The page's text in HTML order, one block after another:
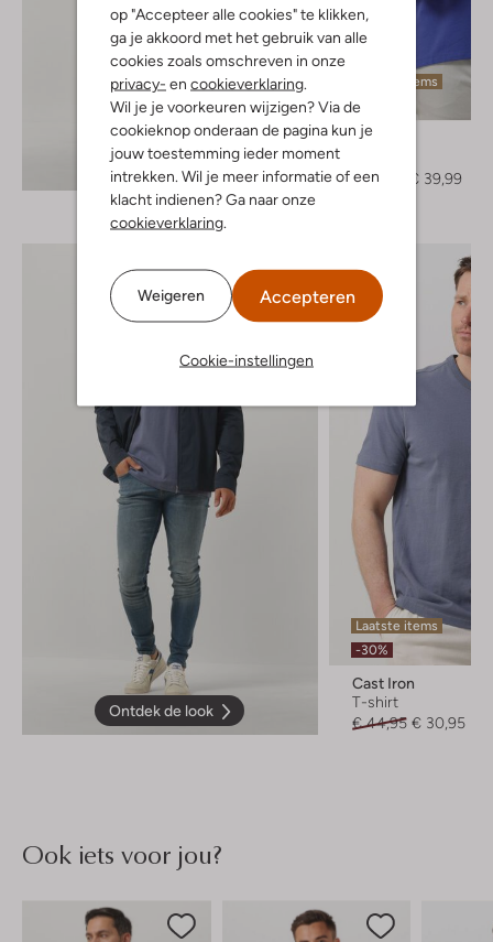
op "Accepteer alle cookies" te klikken,
ga je akkoord met het gebruik van alle
cookies zoals omschreven in onze
privacy- en cookieverklaring
Wil je je voorkeuren wijzigen? Via de
cookieknop onderaan de pagina kun je
jouw toestemming ieder moment
intrekken. Wil je meer informatie of een
klacht indienen? Ga naar onze
cookieverklaring
Weigeren Accepteren
Cookie-instellingen
Ontdek de look
Laatste items
-60%
Peuterey
€ 99,95
€ 39,99
Ontdek de look
Laatste items
-30%
Cast Iron
T-shirt
€ 44,95 € 30,95
Ook iets voor jou?